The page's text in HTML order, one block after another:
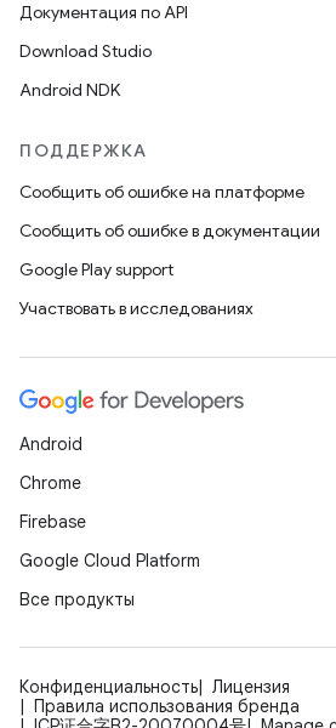
Документация по API
Download Studio
Android NDK
ПОДДЕРЖКА
Сообщить об ошибке на платформе
Сообщить об ошибке в документации
Google Play support
Участвовать в исследованиях
Android
Chrome
Firebase
Google Cloud Platform
Все продукты
Конфиденциальность
Лицензия
Правила использования бренда